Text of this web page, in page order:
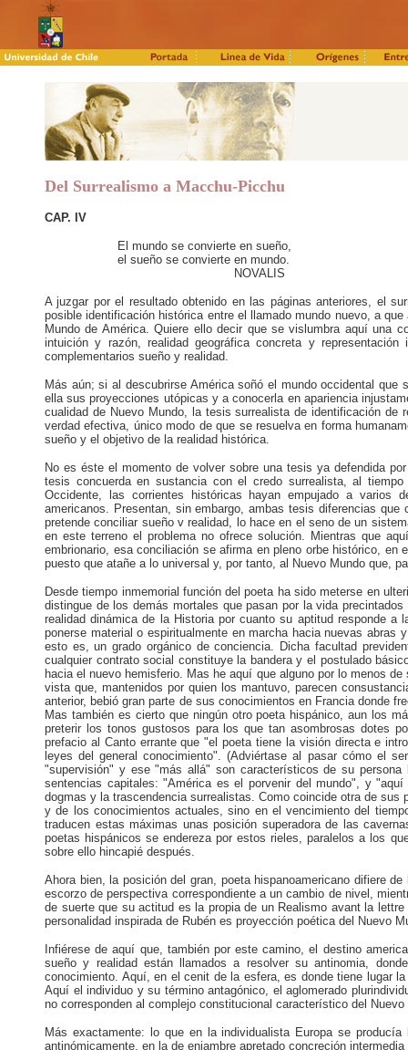
Del Surrealismo a Macchu-Picchu
CAP. IV
El mundo se convierte en sueño,
el sueño se convierte en mundo.
NOVALIS
A juzgar por el resultado obtenido en las páginas anteriores, el
posible identificación histórica entre el llamado mundo nuevo, a
Mundo de América. Quiere ello decir que se vislumbra aquí una
intuición y razón, realidad geográfica concreta y
complementarios sueño y realidad.
Más aún; si al descubrirse América soñó el mundo occidental
ella sus proyecciones utópicas y a conocerla en apariencia
cualidad de Nuevo Mundo, la tesis surrealista de identificación
verdad efectiva, único modo de que se resuelva en forma
sueño y el objetivo de la realidad histórica.
No es éste el momento de volver sobre una tesis ya defendida
tesis concuerda en sustancia con el credo surrealista, al
Occidente, las corrientes históricas hayan empujado a varios
americanos. Presentan, sin embargo, ambas tesis diferencias
pretende conciliar sueño v realidad, lo hace en el seno de un
en este terreno el problema no ofrece solución. Mientras que
embrionario, esa conciliación se afirma en pleno orbe histórico,
puesto que atañe a lo universal y, por tanto, al Nuevo Mundo que,
Desde tiempo inmemorial función del poeta ha sido meterse en
distingue de los demás mortales que pasan por la vida
realidad dinámica de la Historia por cuanto su aptitud responde
ponerse material o espiritualmente en marcha hacia nuevas
esto es, un grado orgánico de conciencia. Dicha facultad
cualquier contrato social constituye la bandera y el postulado
hacia el nuevo hemisferio. Mas he aquí que alguno por lo menos
vista que, mantenidos por quien los mantuvo, parecen
anterior, bebió gran parte de sus conocimientos en Francia donde
Mas también es cierto que ningún otro poeta hispánico, aun los
preterir los tonos gustosos para los que tan asombrosas dotes
prefacio al Canto errante que "el poeta tiene la visión directa e
leyes del general conocimiento". (Adviértase al pasar cómo el
"supervisión" y ese "más allá" son característicos de su
sentencias capitales: "América es el porvenir del mundo", y
dogmas y la trascendencia surrealistas. Como coincide otra de
y de los conocimientos actuales, sino en el vencimiento del
traducen estas máximas unas posición superadora de las
poetas hispánicos se endereza por estos rieles, paralelos a los
sobre ello hincapié después.
Ahora bien, la posición del gran, poeta hispanoamericano difiere
escorzo de perspectiva correspondiente a un cambio de nivel,
de suerte que su actitud es la propia de un Realismo avant la
personalidad inspirada de Rubén es proyección poética del Nuevo
Infiérese de aquí que, también por este camino, el destino
sueño y realidad están llamados a resolver su antinomia,
conocimiento. Aquí, en el cenit de la esfera, es donde tiene lugar
Aquí el individuo y su término antagónico, el aglomerado
no corresponden al complejo constitucional característico del Nuevo
Más exactamente: lo que en la individualista Europa se
antinómicamente, en la de enjambre apretado concreción